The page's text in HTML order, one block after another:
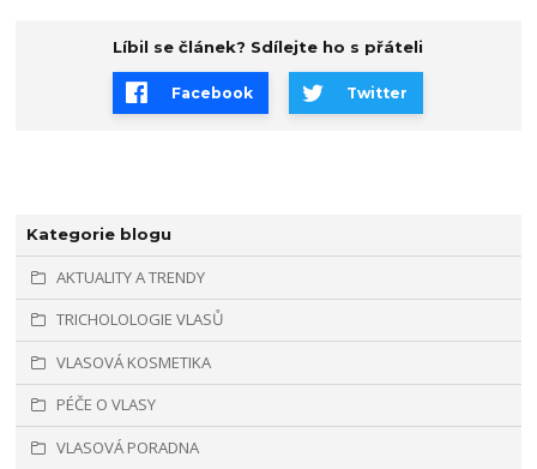
Kategorie blogu
AKTUALITY A TRENDY
TRICHOLOLOGIE VLASŮ
VLASOVÁ KOSMETIKA
PÉČE O VLASY
VLASOVÁ PORADNA
Líbil se článek? Sdílejte ho s přáteli
Facebook Twitter